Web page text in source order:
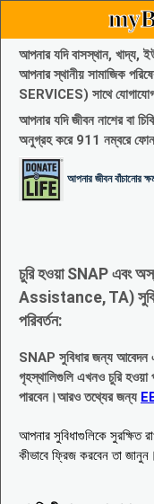
আপনার যদি বাসস্থান, খাদ্য,
আপনার স্থানীয় সামাজিক
SERVICES) সাথে
আপনার যদি জীবন নাশের বা
অনুগ্রহ করে 911 নম্বরে
আপনার জীবন বাঁচানোর
চুরি হওয়া SNAP এবং
Assistance, TA)
পরিবর্তন:
SNAP সুবিধার জন্য আবেদন
গৃহস্থালিগুলি এখনও চুরি
পারবেন।আরও তথ্যের জন্য
আপনার সুবিধাগুলিকে সুরক্ষিত
কীভাবে ফ্রিজ করবেন তা জানুন।